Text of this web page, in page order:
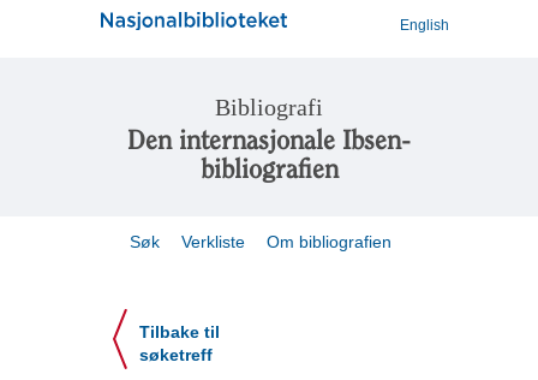
English
Bibliografi
Den internasjonale Ibsen-
bibliografien
Søk Verkliste Om bibliografien
Tilbake til
søketreff